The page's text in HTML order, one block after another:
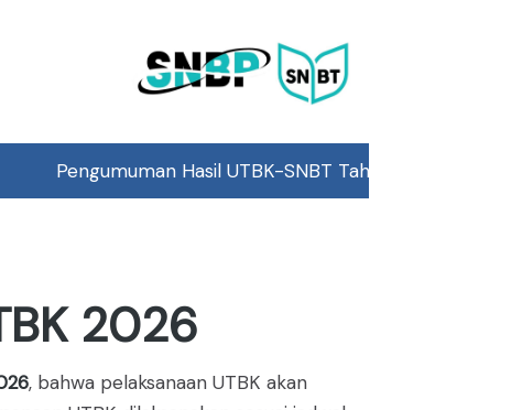
Hasil UTBK-SNBT Tahun 2026 pada 25 Mei 2026,
2026
, bahwa pelaksanaan UTBK akan